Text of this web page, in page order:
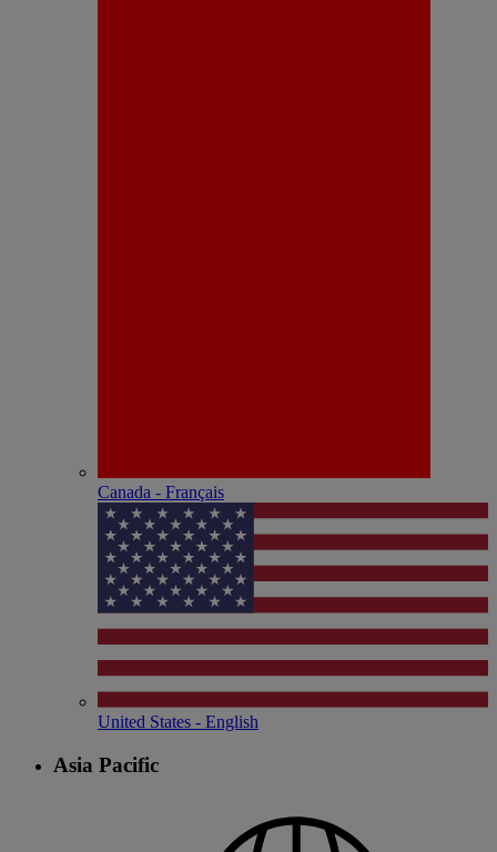
Canada - Français
United States - English
Asia Pacific